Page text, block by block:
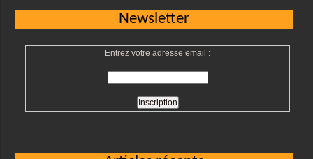
Newsletter
Entrez votre adresse email :